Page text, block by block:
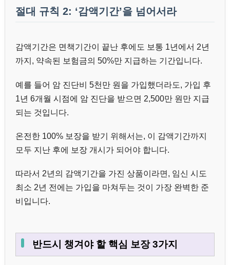
절대 규칙 2: ‘감액기간’을 넘어서라
감액기간은 면책기간이 끝난 후에도 보통 1년에서 2년
까지, 약속된 보험금의 50%만 지급하는 기간입니다.
예를 들어 암 진단비 5천만 원을 가입했더라도, 가입 후
1년 6개월 시점에 암 진단을 받으면 2,500만 원만 지급
되는 것입니다.
온전한 100% 보장을 받기 위해서는, 이 감액기간까지
모두 지난 후에 보장 개시가 되어야 합니다.
따라서 2년의 감액기간을 가진 상품이라면, 임신 시도
최소 2년 전에는 가입을 마쳐두는 것이 가장 완벽한 준
비입니다.
반드시 챙겨야 할 핵심 보장 3가지